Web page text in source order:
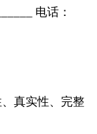
电话：
真实性、完整